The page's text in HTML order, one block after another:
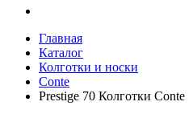
Главная
Каталог
Колготки и носки
Conte
Prestige 70 Колготки Conte